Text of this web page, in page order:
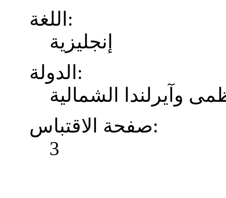
اللغة:
إنجليزية
الدولة:
وآيرلندا الشمالية
صفحة الاقتباس:
3